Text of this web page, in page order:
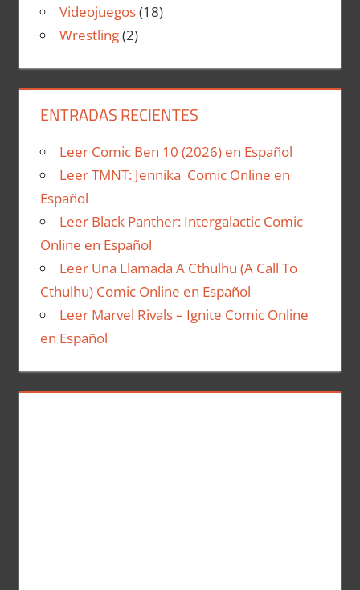
Videojuegos(18)
Wrestling(2)
ENTRADAS RECIENTES
Leer Comic Ben 10 (2026) en Español
Leer TMNT: Jennika Comic Online en
Español
Leer Black Panther: Intergalactic Comic
Online en Español
Leer Una Llamada A Cthulhu (A Call To
Cthulhu) Comic Online en Español
Leer Marvel Rivals – Ignite Comic Online
en Español